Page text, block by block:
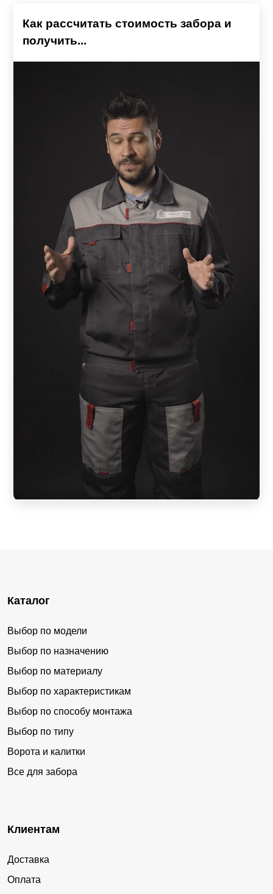
Как рассчитать стоимость забора и
получить...
Каталог
Выбор по модели
Выбор по назначению
Выбор по материалу
Выбор по характеристикам
Выбор по способу монтажа
Выбор по типу
Ворота и калитки
Все для забора
Клиентам
Доставка
Оплата